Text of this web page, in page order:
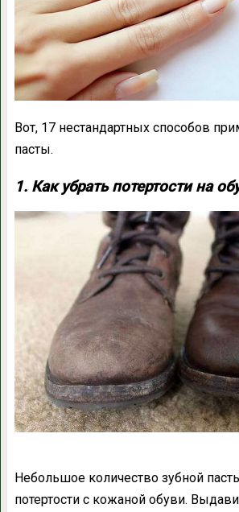
Вот, 17 нестандартных способов
пасты.
1. Как убрать потертости на
Небольшое количество зубной
потертости с кожаной обуви.